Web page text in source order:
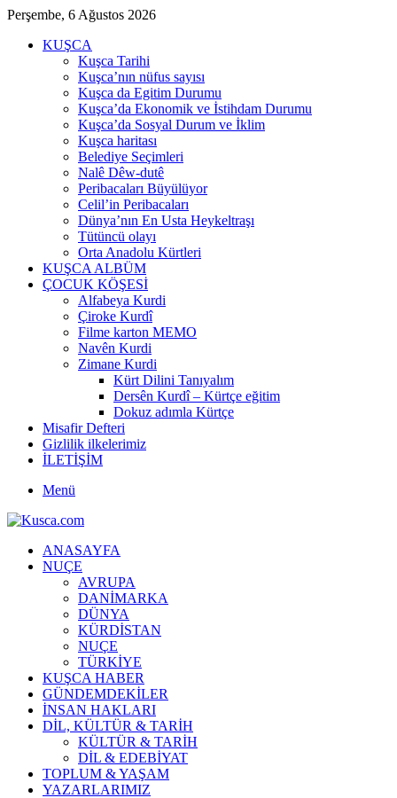
Perşembe, 6 Ağustos 2026
KUŞCA
Kuşca Tarihi
Kuşca’nın nüfus sayısı
Kuşca da Egitim Durumu
Kuşca’da Ekonomik ve İstihdam Durumu
Kuşca’da Sosyal Durum ve İklim
Kuşca haritası
Belediye Seçimleri
Nalê Dêw-dutê
Peribacaları Büyülüyor
Celil’in Peribacaları
Dünya’nın En Usta Heykeltraşı
Tütüncü olayı
Orta Anadolu Kürtleri
KUŞCA ALBÜM
ÇOCUK KÖŞESİ
Alfabeya Kurdi
Çiroke Kurdî
Filme karton MEMO
Navên Kurdi
Zimane Kurdi
Kürt Dilini Tanıyalım
Dersên Kurdî – Kürtçe eğitim
Dokuz adımla Kürtçe
Misafir Defteri
Gizlilik ilkelerimiz
İLETİŞİM
Menü
ANASAYFA
NUÇE
AVRUPA
DANİMARKA
DÜNYA
KÜRDİSTAN
NUÇE
TÜRKİYE
KUŞCA HABER
GÜNDEMDEKİLER
İNSAN HAKLARI
DİL, KÜLTÜR & TARİH
KÜLTÜR & TARİH
DİL & EDEBİYAT
TOPLUM & YAŞAM
YAZARLARIMIZ